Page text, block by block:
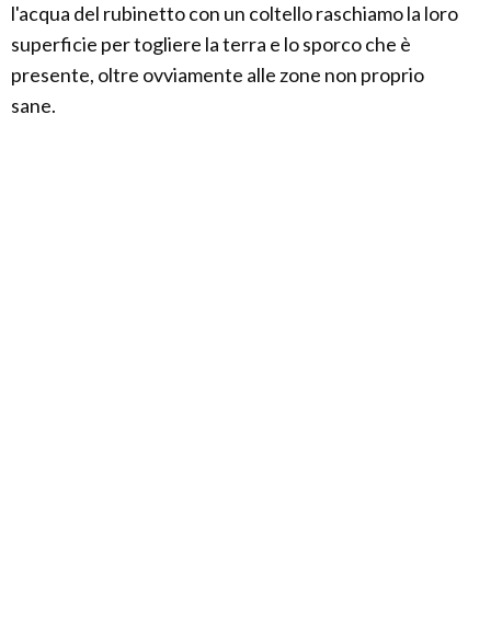
l'acqua del rubinetto con un coltello raschiamo la loro
superficie per togliere la terra e lo sporco che è
presente, oltre ovviamente alle zone non proprio
sane.